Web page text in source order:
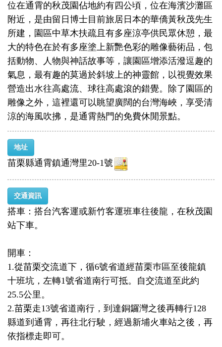
位在通霄的秋茂園佔地約有四公頃，位在海濱沙灘區
附近，是由留日博士目前旅居日本的華僑黃秋茂先生
所建，園區中草木扶疏且有多座涼亭供民眾休憩，最
大的特色在於有多座塗上新艷色彩的雕像藝術品，包
括動物、人物與神話故事等，讓園區增添活潑逗趣的
氣息，最有趣的莫過於斜坡上的神靈館，以視覺效果
營造出水往高處流、球往高處滾的錯覺。除了園區的
雕像之外，這裡還可以眺望廣闊的台灣海峽，享受清
涼的海風吹拂，是通霄熱門的免費休閒景點。
地址
苗栗縣通霄鎮通灣里20-1號
交通資訊
搭車：搭台汽客運或新竹客運班車往後龍，在秋茂園
站下車。
開車：
1.從苗栗交流道下，循6號省道經苗栗巿區至後龍鎮
十班坑，左轉1號省道南行可抵。自交流道至此約
25.5公里。
2.苗栗走13號省道南行，到達銅鑼灣之後再轉行128
縣道到通霄，再往北行駛，經過新埔火車站之後，再
依指標走即可。